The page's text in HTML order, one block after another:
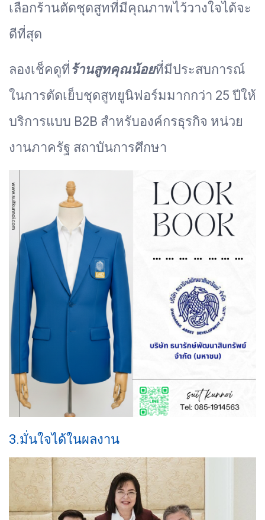
เลือกร้านตัดชุดสูทที่มีคุณภาพไว้วางใจได้จะ
ดีที่สุด
ลองเช็คดูที่ ร้านสูทคุณน้อยที่มีประสบการณ์
ในการตัดเย็บชุดสูทยูนิฟอร์มมากกว่า 25 ปีให้
บริการแบบ B2B สำหรับองค์กรธุรกิจ หน่วย
งานภาครัฐ สถาบันการศึกษา
3.มั่นใจได้ในผลงาน